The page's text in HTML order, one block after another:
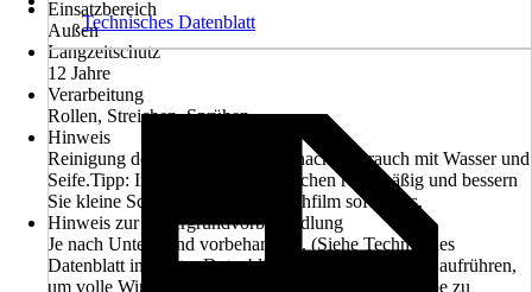
Einsatzbereich
Außen
Langzeitschutz
12 Jahre
Verarbeitung
Rollen, Streichen, Sprühen
Hinweis
Reinigung der Werkzeuge sofort nach Gebrauch mit Wasser und
Seife.Tipp: Inspizieren Sie die Flächen regelmäßig und bessern
Sie kleine Schadstellen im Anstrichfilm sofort aus.
Hinweis zur Untergrundvorbehandlung
Je nach Untergrund vorbehandeln. (Siehe Technisches
Datenblatt im Reiter Datenblätter)Vor Gebrauch gut aufrühren,
um volle Wirksamkeit und exakte Farbtonwiedergabe zu
Technisches Datenblatt